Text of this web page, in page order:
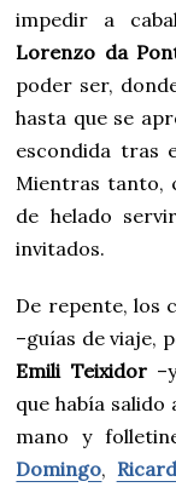
impedir a
Lorenzo da
poder ser,
hasta que se
escondida tras
Mientras tanto,
de helado
invitados.
De repente, los
–guías de viaje,
Emili Teixidor–y
que había
mano y
Domingo,